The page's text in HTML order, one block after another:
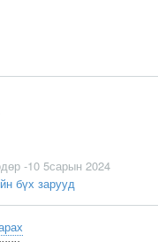
-10 5сарын 2024
бүх зарууд